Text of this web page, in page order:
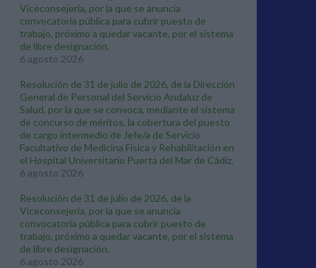
Viceconsejería, por la que se anuncia
convocatoria pública para cubrir puesto de
trabajo, próximo a quedar vacante, por el sistema
de libre designación.
6 agosto 2026
Resolución de 31 de julio de 2026, de la Dirección
General de Personal del Servicio Andaluz de
Salud, por la que se convoca, mediante el sistema
de concurso de méritos, la cobertura del puesto
de cargo intermedio de Jefe/a de Servicio
Facultativo de Medicina Física y Rehabilitación en
el Hospital Universitario Puerta del Mar de Cádiz.
6 agosto 2026
Resolución de 31 de julio de 2026, de la
Viceconsejería, por la que se anuncia
convocatoria pública para cubrir puesto de
trabajo, próximo a quedar vacante, por el sistema
de libre designación.
6 agosto 2026